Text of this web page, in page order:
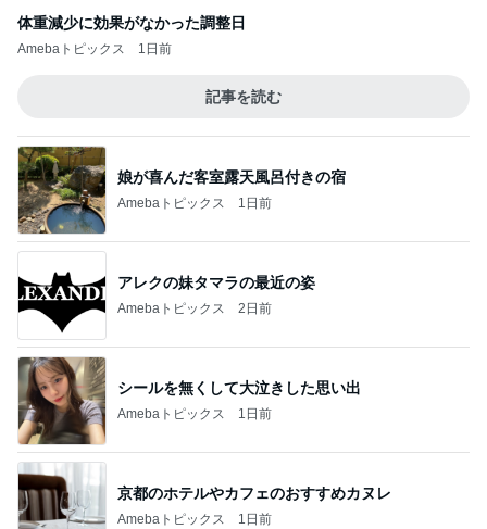
体重減少に効果がなかった調整日
Amebaトピックス 1日前
記事を読む
娘が喜んだ客室露天風呂付きの宿
Amebaトピックス 1日前
アレクの妹タマラの最近の姿
Amebaトピックス 2日前
シールを無くして大泣きした思い出
Amebaトピックス 1日前
京都のホテルやカフェのおすすめカヌレ
Amebaトピックス 1日前